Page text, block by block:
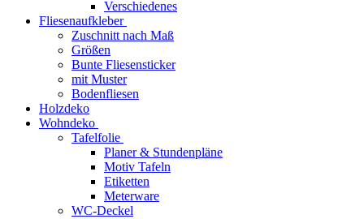
Verschiedenes
Fliesenaufkleber
Zuschnitt nach Maß
Größen
Bunte Fliesensticker
mit Muster
Bodenfliesen
Holzdeko
Wohndeko
Tafelfolie
Planer & Stundenpläne
Motiv Tafeln
Etiketten
Meterware
WC-Deckel